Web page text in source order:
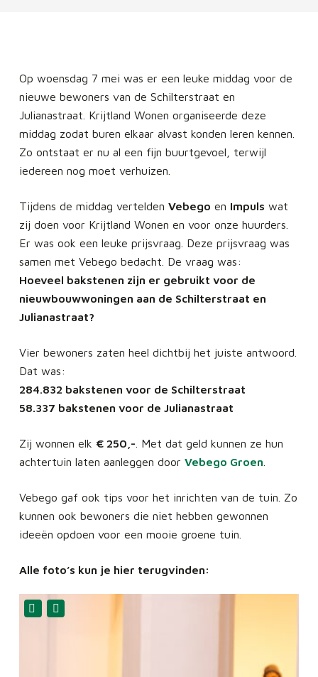
Op woensdag 7 mei was er een leuke middag voor de
nieuwe bewoners van de Schilterstraat en
Julianastraat. Krijtland Wonen organiseerde deze
middag zodat buren elkaar alvast konden leren kennen.
Zo ontstaat er nu al een fijn buurtgevoel, terwijl
iedereen nog moet verhuizen.
Tijdens de middag vertelden Vebego en Impuls wat
zij doen voor Krijtland Wonen en voor onze huurders.
Er was ook een leuke prijsvraag. Deze prijsvraag was
samen met Vebego bedacht. De vraag was:
Hoeveel bakstenen zijn er gebruikt voor de
nieuwbouwwoningen aan de Schilterstraat en
Julianastraat?
Vier bewoners zaten heel dichtbij het juiste antwoord.
Dat was:
284.832 bakstenen voor de Schilterstraat
58.337 bakstenen voor de Julianastraat
Zij wonnen elk € 250,- . Met dat geld kunnen ze hun
achtertuin laten aanleggen door Vebego Groen
Vebego gaf ook tips voor het inrichten van de tuin. Zo
kunnen ook bewoners die niet hebben gewonnen
ideeën opdoen voor een mooie groene tuin.
Alle foto’s kun je hier terugvinden: